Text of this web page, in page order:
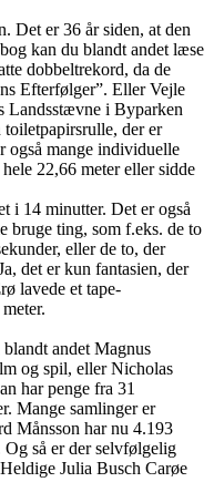
Det er 36 år siden, at den
kan du blandt andet læse
dobbeltrekord, da de
Efterfølger”. Eller Vejle
Landsstævne i Byparken
toiletpapirsrulle, der er
også mange individuelle
22,66 meter eller sidde
i 14 minutter. Det er også
bruge ting, som f.eks. de to
eller de to, der
det er kun fantasien, der
lavede et tape-
andet Magnus
og spil, eller Nicholas
har penge fra 31
Mange samlinger er
Månsson har nu 4.193
så er der selvfølgelig
Julia Busch Carøe